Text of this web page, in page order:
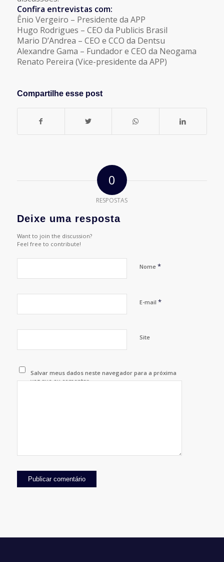
Confira entrevistas com:
Ênio Vergeiro – Presidente da APP
Hugo Rodrigues – CEO da Publicis Brasil
Mario D’Andrea – CEO e CCO da Dentsu
Alexandre Gama – Fundador e CEO da Neogama
Renato Pereira (Vice-presidente da APP)
Compartilhe esse post
0
RESPOSTAS
Deixe uma resposta
Want to join the discussion?
Feel free to contribute!
Nome *
E-mail *
Site
Salvar meus dados neste navegador para a próxima
vez que eu comentar.